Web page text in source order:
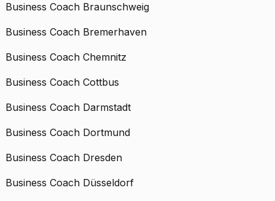
Business Coach Braunschweig
Business Coach Bremerhaven
Business Coach Chemnitz
Business Coach Cottbus
Business Coach Darmstadt
Business Coach Dortmund
Business Coach Dresden
Business Coach Düsseldorf